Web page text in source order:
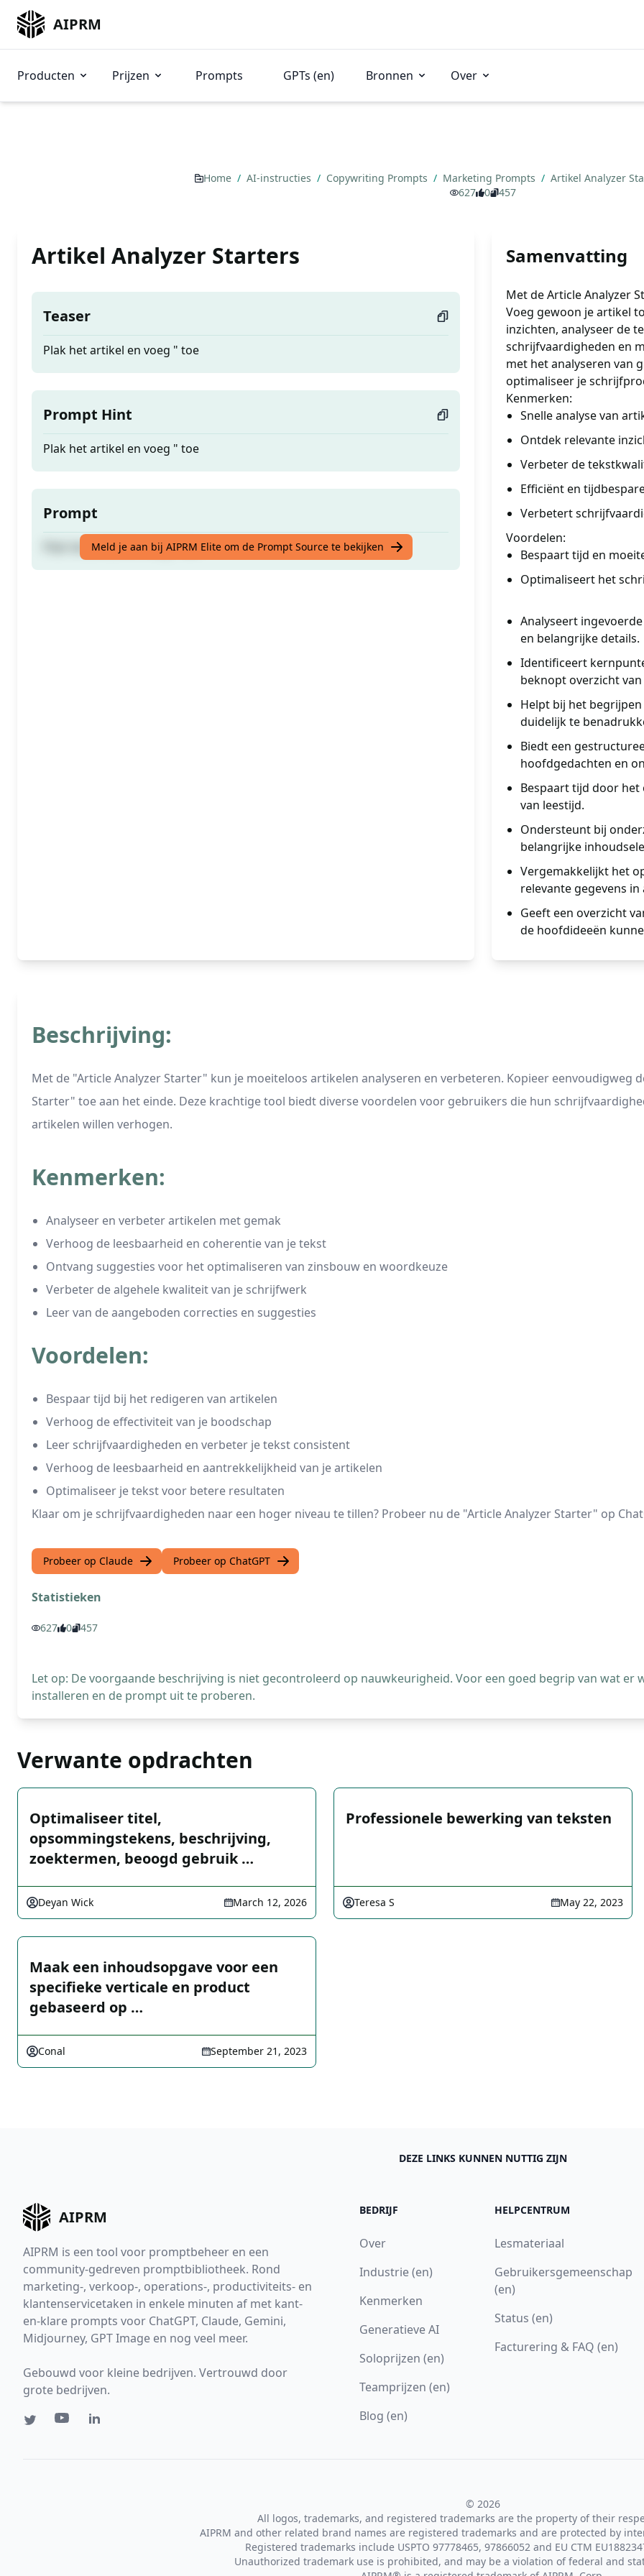
AIPRM
Producten Prijzen Prompts GPTs (en) Bronnen Over
Home / AI-instructies / Copywriting Prompts / Marketing Prompts / Artikel Analyzer
627
0 457
Artikel Analyzer Starters
Teaser
Plak het artikel en voeg " toe
Prompt Hint
Plak het artikel en voeg " toe
Prompt
Plak het artikel en voeg " toe
Meld je aan bij AIPRM Elite om de Prompt Source te bekijken
Samenvatting
Met de Article Analyzer
Voeg gewoon je artikel
inzichten, analyseer de
schrijfvaardigheden en
met het analyseren van
optimaliseer je
Kenmerken:
Snelle analyse van
Ontdek relevante
Verbeter de
Efficiënt en
Verbetert
Voordelen:
Bespaart tijd en
Optimaliseert het
Analyseert
en belangrijke details.
Identificeert
beknopt overzicht
Helpt bij het
duidelijk te
Biedt een
hoofdgedachten en
Bespaart tijd door het
van leestijd.
Ondersteunt bij
belangrijke
Vergemakkelijkt het
relevante gegevens in
Geeft een overzicht
de hoofdideeën
Beschrijving:
Met de "Article Analyzer Starter" kun je moeiteloos artikelen analyseren en verbeteren. Kopieer eenvoudigweg
Starter" toe aan het einde. Deze krachtige tool biedt diverse voordelen voor gebruikers die hun
artikelen willen verhogen.
Kenmerken:
Analyseer en verbeter artikelen met gemak
Verhoog de leesbaarheid en coherentie van je tekst
Ontvang suggesties voor het optimaliseren van zinsbouw en woordkeuze
Verbeter de algehele kwaliteit van je schrijfwerk
Leer van de aangeboden correcties en suggesties
Voordelen:
Bespaar tijd bij het redigeren van artikelen
Verhoog de effectiviteit van je boodschap
Leer schrijfvaardigheden en verbeter je tekst consistent
Verhoog de leesbaarheid en aantrekkelijkheid van je artikelen
Optimaliseer je tekst voor betere resultaten
Klaar om je schrijfvaardigheden naar een hoger niveau te tillen? Probeer nu de "Article Analyzer Starter" op
Probeer op Claude Probeer op ChatGPT
Statistieken
627 0 457
Let op: De voorgaande beschrijving is niet gecontroleerd op nauwkeurigheid. Voor een goed begrip van wat er
installeren en de prompt uit te proberen.
Verwante opdrachten
Optimaliseer titel,
opsommingstekens, beschrijving,
zoektermen, beoogd gebruik …
Deyan Wick March 12, 2026
Professionele bewerking van teksten
Teresa S May 22, 2023
Maak een inhoudsopgave voor een
specifieke verticale en product
gebaseerd op …
Conal September 21, 2023
DEZE LINKS KUNNEN NUTTIG ZIJN
AIPRM
AIPRM is een tool voor promptbeheer en een
community-gedreven promptbibliotheek. Rond
marketing-, verkoop-, operations-, productiviteits- en
klantenservicetaken in enkele minuten af met kant-
en-klare prompts voor ChatGPT, Claude, Gemini,
Midjourney, GPT Image en nog veel meer.
Gebouwd voor kleine bedrijven. Vertrouwd door
grote bedrijven.
BEDRIJF
Over
Industrie (en)
Kenmerken
Generatieve AI
Soloprijzen (en)
Teamprijzen (en)
Blog (en)
HELPCENTRUM
Lesmateriaal
Gebruikersgemeenschap
(en)
Status (en)
Facturering & FAQ (en)
© 2026
All logos, trademarks, and registered trademarks are the property of their
AIPRM and other related brand names are registered trademarks and are protected by
Registered trademarks include USPTO 97778465, 97866052 and EU CTM
Unauthorized trademark use is prohibited, and may be a violation of federal and